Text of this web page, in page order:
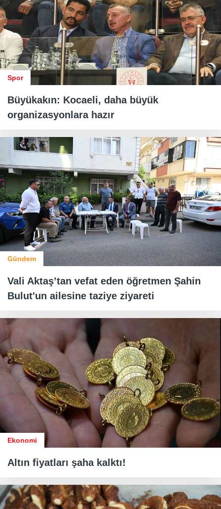
Spor
Büyükakın: Kocaeli, daha büyük
organizasyonlara hazır
Gündem
Vali Aktaş’tan vefat eden öğretmen Şahin
Bulut'un ailesine taziye ziyareti
Ekonomi
Altın fiyatları şaha kalktı!